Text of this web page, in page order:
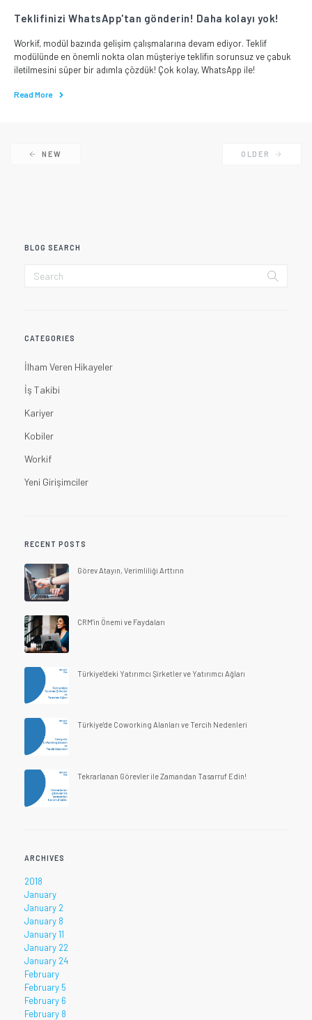
Teklifinizi WhatsApp'tan gönderin! Daha kolayı yok!
Workif, modül bazında gelişim çalışmalarına devam ediyor. Teklif
modülünde en önemli nokta olan müşteriye teklifin sorunsuz ve çabuk
iletilmesini süper bir adımla çözdük! Çok kolay, WhatsApp ile!
Read More
NEW OLDER
BLOG SEARCH
CATEGORIES
İlham Veren Hikayeler
İş Takibi
Kariyer
Kobiler
Workif
Yeni Girişimciler
RECENT POSTS
Görev Atayın, Verimliliği Arttırın
CRM'in Önemi ve Faydaları
Türkiye'deki Yatırımcı Şirketler ve Yatırımcı Ağları
Türkiye'de Coworking Alanları ve Tercih Nedenleri
Tekrarlanan Görevler ile Zamandan Tasarruf Edin!
ARCHIVES
2018
January
January 2
January 8
January 11
January 22
January 24
February
February 5
February 6
February 8